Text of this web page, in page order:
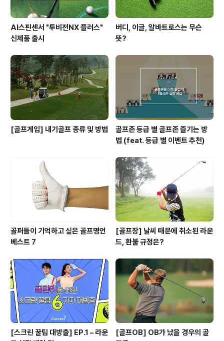
AI스핀센서 "투비전NX 플러스"
신제품 출시
버디, 이글, 알바트로스는 무슨
뜻?
[골프게임] 내기골프 종류 및 방법
골프존 등급 별 골프존 즐기는 방
법 (feat. 등급 별 이벤트 추천)
골퍼들이 기억하고 싶은 골프명언
베스트 7
[골프장] 날씨 때문에 취소된 라운
드, 환불 규정은?
[스크린 꿀팁 대방출] EP.1 – 라운
[골프OB] OB가 났을 경우의 골